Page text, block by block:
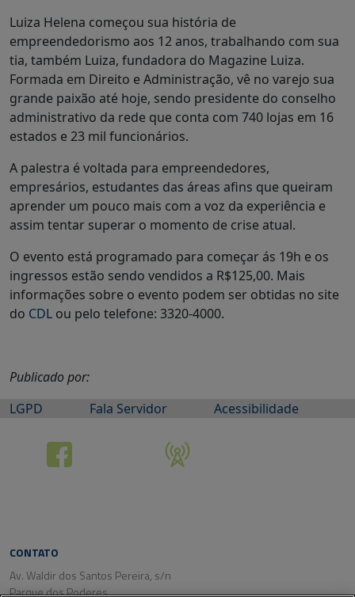
Luiza Helena começou sua história de
empreendedorismo aos 12 anos, trabalhando com sua
tia, também Luiza, fundadora do Magazine Luiza.
Formada em Direito e Administração, vê no varejo sua
grande paixão até hoje, sendo presidente do conselho
administrativo da rede que conta com 740 lojas em 16
estados e 23 mil funcionários.
A palestra é voltada para empreendedores,
empresários, estudantes das áreas afins que queiram
aprender um pouco mais com a voz da experiência e
assim tentar superar o momento de crise atual.
O evento está programado para começar ás 19h e os
ingressos estão sendo vendidos a R$125,00. Mais
informações sobre o evento podem ser obtidas no site
do CDL ou pelo telefone: 3320-4000.
Publicado por:
LGPD
Fala Servidor Acessibilidade
CONTATO
Av. Waldir dos Santos Pereira, s/n
Parque dos Poderes